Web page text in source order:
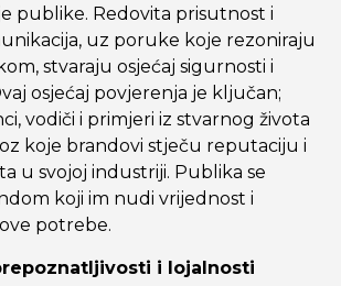
publike. Redovita prisutnost i
uz poruke koje rezoniraju
stvaraju osjećaj sigurnosti i
osjećaj povjerenja je ključan;
vodiči i primjeri iz stvarnog života
koje brandovi stječu reputaciju i
u svojoj industriji. Publika se
koji im nudi vrijednost i
potrebe.
i lojalnosti